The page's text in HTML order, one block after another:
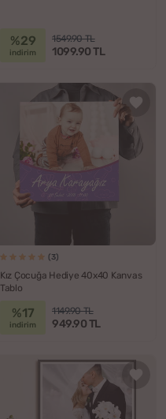
%29
indirim
1549.90 TL
1099.90 TL
(3)
Kız Çocuğa Hediye 40x40 Kanvas
Tablo
%17
indirim
1149.90 TL
949.90 TL